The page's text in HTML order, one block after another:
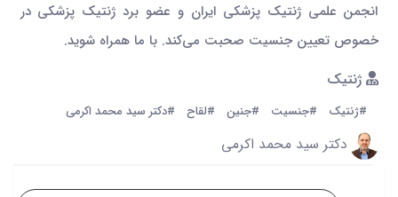
انجمن علمی ژنتیک پزشکی ایران و عضو برد ژنتیک پزشکی در
خصوص تعیین جنسیت صحبت می‌کند. با ما همراه شوید.
ژنتیک
#ژنتیک #جنسیت #جنین #لقاح #دکتر سید محمد اکرمی
دکتر سید محمد اکرمی